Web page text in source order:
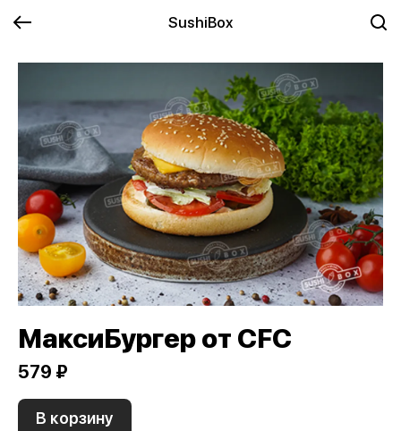
SushiBox
МаксиБургер от CFC
579 ₽
В корзину